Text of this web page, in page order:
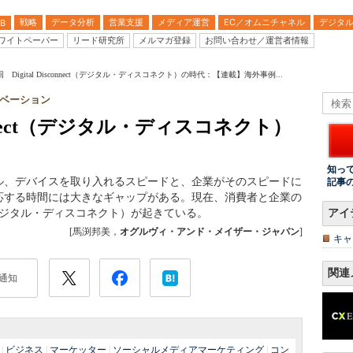
戦略 データ分析 営業支援 メディア運営 EC／オムニチャネル
デジタ
イトペーパー
リード研究所 メルマガ登録 お問い合わせ／運営者情報
Digital Disconnect（デジタル・ディスコネクト）の時代：【連載】海外事例...
（デジタル・ディスコネクト）
ーション
デバイスを取り入れるスピードと、企業がそのスピードに
る時間には大きなギャップがある。現在、消費者と企業の
タル・ディスコネクト）が起きている。
[馬渕邦美， オグルヴィ・アンド・メイザー・ジャパン]
知
ビジネス マーケッター ソーシャルメディアマーケティング コン
知っ
記事
アイ
キ
関